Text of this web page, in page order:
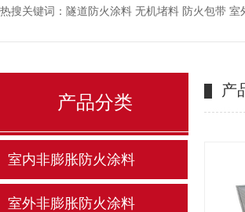
热搜关键词： 隧道防火涂料 无机堵料 防火包带
产
产品分类
室内非膨胀防火涂料
室外非膨胀防火涂料